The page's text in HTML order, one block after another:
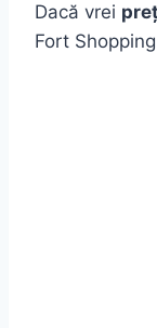
Dacă vrei
Fort